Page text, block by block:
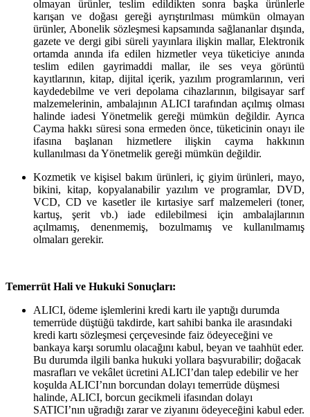
olmayan ürünler, teslim edildikten sonra başka ürünlerle
karışan ve doğası gereği ayrıştırılması mümkün olmayan
ürünler, Abonelik sözleşmesi kapsamında sağlananlar dışında,
gazete ve dergi gibi süreli yayınlara ilişkin mallar, Elektronik
ortamda anında ifa edilen hizmetler veya tüketiciye anında
teslim edilen gayrimaddi mallar, ile ses veya görüntü
kayıtlarının, kitap, dijital içerik, yazılım programlarının, veri
kaydedebilme ve veri depolama cihazlarının, bilgisayar sarf
malzemelerinin, ambalajının ALICI tarafından açılmış olması
halinde iadesi Yönetmelik gereği mümkün değildir. Ayrıca
Cayma hakkı süresi sona ermeden önce, tüketicinin onayı ile
ifasına başlanan hizmetlere ilişkin cayma hakkının
kullanılması da Yönetmelik gereği mümkün değildir.
Kozmetik ve kişisel bakım ürünleri, iç giyim ürünleri, mayo,
bikini, kitap, kopyalanabilir yazılım ve programlar, DVD,
VCD, CD ve kasetler ile kırtasiye sarf malzemeleri (toner,
kartuş, şerit vb.) iade edilebilmesi için ambalajlarının
açılmamış, denenmemiş, bozulmamış ve kullanılmamış
olmaları gerekir.
Temerrüt Hali ve Hukuki Sonuçları:
ALICI, ödeme işlemlerini kredi kartı ile yaptığı durumda
temerrüde düştüğü takdirde, kart sahibi banka ile arasındaki
kredi kartı sözleşmesi çerçevesinde faiz ödeyeceğini ve
bankaya karşı sorumlu olacağını kabul, beyan ve taahhüt eder.
Bu durumda ilgili banka hukuki yollara başvurabilir; doğacak
masrafları ve vekâlet ücretini ALICI’dan talep edebilir ve her
koşulda ALICI’nın borcundan dolayı temerrüde düşmesi
halinde, ALICI, borcun gecikmeli ifasından dolayı
SATICI’nın uğradığı zarar ve ziyanını ödeyeceğini kabul eder.